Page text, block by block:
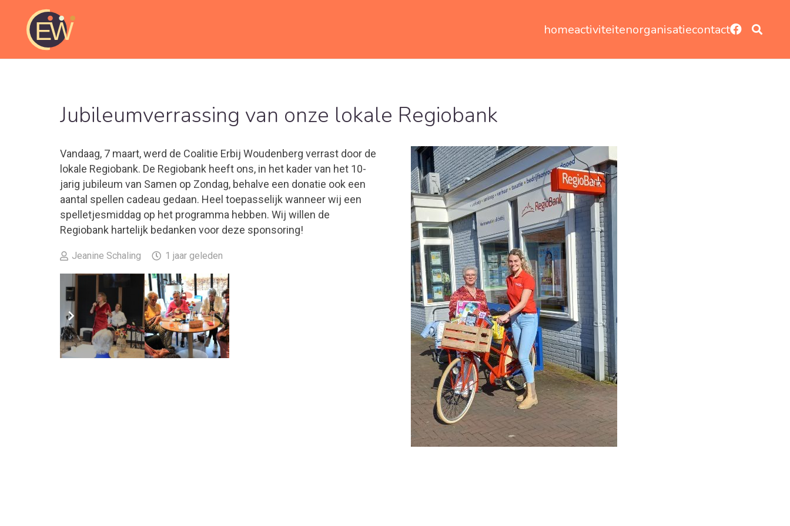
homeactiviteitenorganisatiecontact
Jubileumverrassing van onze lokale Regiobank
Vandaag, 7 maart, werd de Coalitie Erbij Woudenberg verrast door de
lokale Regiobank. De Regiobank heeft ons, in het kader van het 10-
jarig jubileum van Samen op Zondag, behalve een donatie ook een
aantal spellen cadeau gedaan. Heel toepasselijk wanneer wij een
spelletjesmiddag op het programma hebben. Wij willen de
Regiobank hartelijk bedanken voor deze sponsoring!
Jeanine Schaling 1 jaar geleden